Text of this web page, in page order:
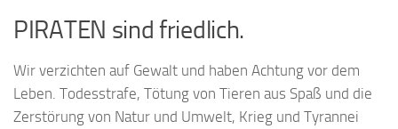
PIRATEN sind friedlich.
Wir verzichten auf Gewalt und haben Achtung vor dem
Leben. Todesstrafe, Tötung von Tieren aus Spaß und die
Zerstörung von Natur und Umwelt, Krieg und Tyrannei